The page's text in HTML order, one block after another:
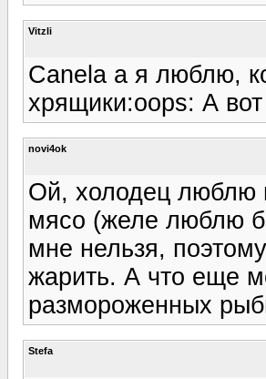
Vitzli
Canela а я люблю,
хрящики:oops: А
novi4ok
Ой, холодец люблю
мясо (желе люблю
мне нельзя,
жарить. А что еще
размороженных
Stefa